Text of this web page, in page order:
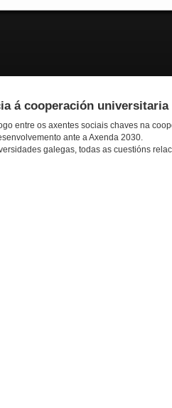
á cooperación
entre os axentes sociais chaves na
ante a Axenda 2030.
galegas, todas as cuestións